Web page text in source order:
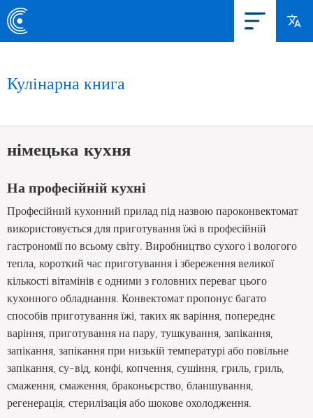
Кулінарна книга
німецька кухня
На професійній кухні
Професійний кухонний прилад під назвою пароконвектомат
використовується для приготування їжі в професійній
гастрономії по всьому світу. Виробництво сухого і вологого
тепла, короткий час приготування і збереження великої
кількості вітамінів є одними з головних переваг цього
кухонного обладнання. Конвектомат пропонує багато
способів приготування їжі, таких як варіння, попереднє
варіння, приготування на пару, тушкування, запікання,
запікання, запікання при низькій температурі або повільне
запікання, су-від, конфі, копчення, сушіння, гриль, гриль,
смаження, смаження, браконьєрство, бланшування,
регенерація, стерилізація або шокове охолодження.